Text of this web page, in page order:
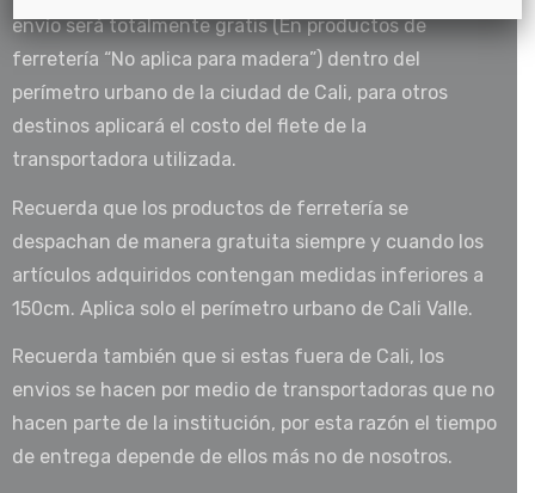
envío será totalmente gratis (En productos de
ferretería “No aplica para madera”) dentro del
perímetro urbano de la ciudad de Cali, para otros
destinos aplicará el costo del flete de la
transportadora utilizada.
Recuerda que los productos de ferretería se
despachan de manera gratuita siempre y cuando los
artículos adquiridos contengan medidas inferiores a
150cm. Aplica solo el perímetro urbano de Cali Valle.
Recuerda también que si estas fuera de Cali, los
envios se hacen por medio de transportadoras que no
hacen parte de la institución, por esta razón el tiempo
de entrega depende de ellos más no de nosotros.